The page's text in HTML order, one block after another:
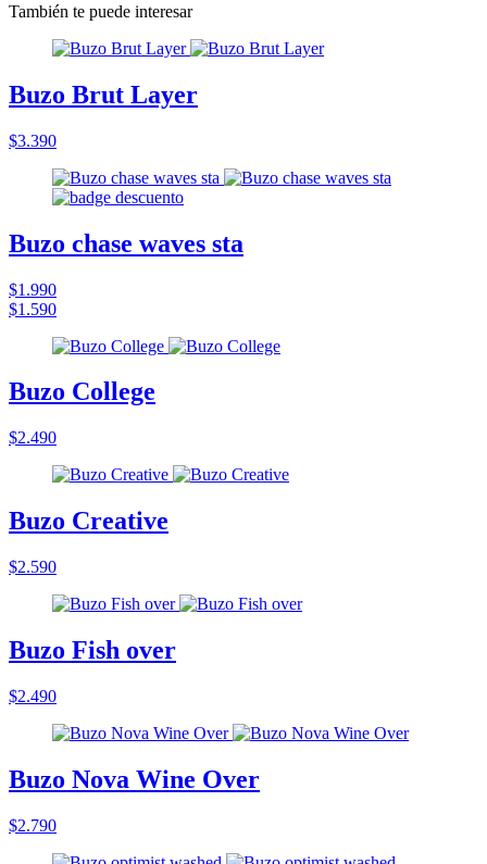
También te puede interesar
Buzo Brut Layer
$3.390
Buzo chase waves sta
$1.990
$1.590
Buzo College
$2.490
Buzo Creative
$2.590
Buzo Fish over
$2.490
Buzo Nova Wine Over
$2.790